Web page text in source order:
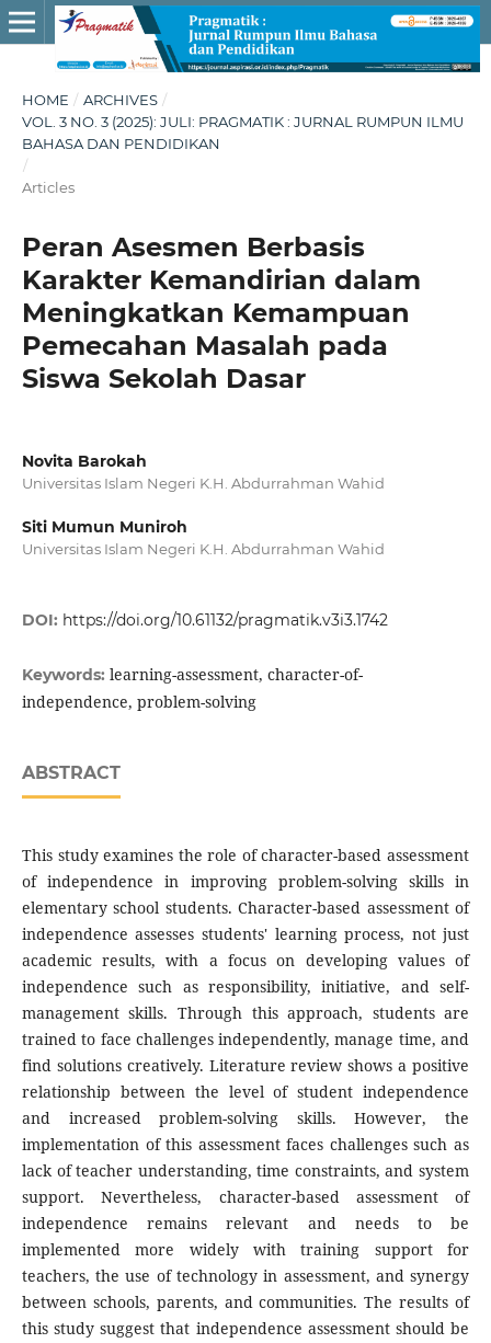
HOME / ARCHIVES /
VOL. 3 NO. 3 (2025): JULI: PRAGMATIK : JURNAL RUMPUN ILMU
BAHASA DAN PENDIDIKAN
/
Articles
Peran Asesmen Berbasis
Karakter Kemandirian dalam
Meningkatkan Kemampuan
Pemecahan Masalah pada
Siswa Sekolah Dasar
Novita Barokah
Universitas Islam Negeri K.H. Abdurrahman Wahid
Siti Mumun Muniroh
Universitas Islam Negeri K.H. Abdurrahman Wahid
DOI: https://doi.org/10.61132/pragmatik.v3i3.1742
Keywords: learning-assessment, character-of-
independence, problem-solving
ABSTRACT
This study examines the role of character-based assessment
of independence in improving problem-solving skills in
elementary school students. Character-based assessment of
independence assesses students' learning process, not just
academic results, with a focus on developing values of
independence such as responsibility, initiative, and self-
management skills. Through this approach, students are
trained to face challenges independently, manage time, and
find solutions creatively. Literature review shows a positive
relationship between the level of student independence
and increased problem-solving skills. However, the
implementation of this assessment faces challenges such as
lack of teacher understanding, time constraints, and system
support. Nevertheless, character-based assessment of
independence remains relevant and needs to be
implemented more widely with training support for
teachers, the use of technology in assessment, and synergy
between schools, parents, and communities. The results of
this study suggest that independence assessment should be